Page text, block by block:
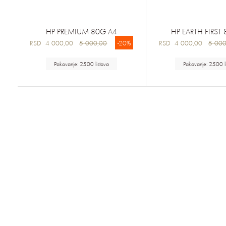
HP PREMIUM 80G A4
RSD 4 000,005 000,00 -20%
Pakovanje: 2500 listova
HP EARTH
RSD 4 000,005
Pakovanje: 2500